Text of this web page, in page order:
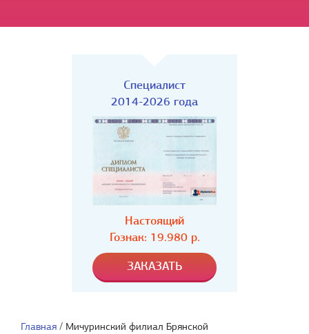
Специалист
2014-2026 года
Настоящий
Гознак: 19.980 р.
Главная / Мичуринский филиал Брянской